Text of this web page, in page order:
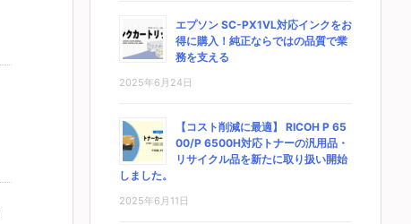
エプソン SC-PX1VL対応インクをお
得に購入！純正ならではの品質で業
務を支える
2025年6月24日
【コスト削減に最適】 RICOH P 65
00/P 6500H対応トナーの汎用品・
リサイクル品を新たに取り扱い開始
しました。
2025年6月11日